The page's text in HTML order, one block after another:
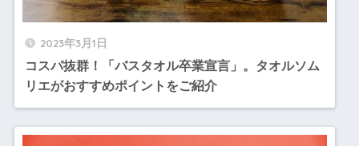
2023年3月1日
コスパ抜群！「バスタオル卒業宣言」。タオルソム
リエがおすすめポイントをご紹介